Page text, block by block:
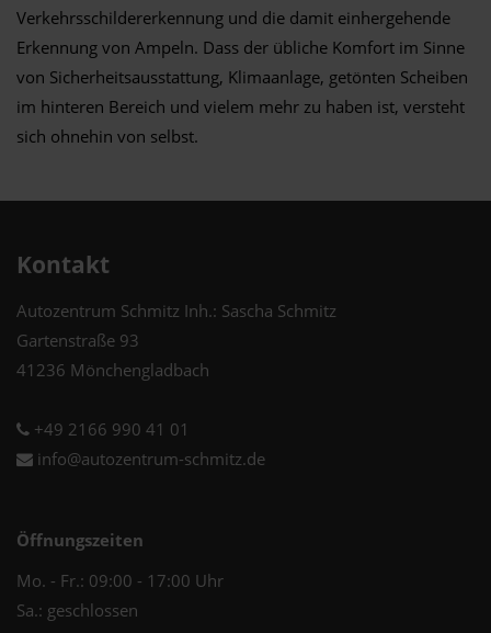
Verkehrsschildererkennung und die damit einhergehende
Erkennung von Ampeln. Dass der übliche Komfort im Sinne
von Sicherheitsausstattung, Klimaanlage, getönten Scheiben
im hinteren Bereich und vielem mehr zu haben ist, versteht
sich ohnehin von selbst.
Kontakt
Autozentrum Schmitz Inh.: Sascha Schmitz
Gartenstraße 93
41236 Mönchengladbach
+49 2166 990 41 01
info@autozentrum-schmitz.de
Öffnungszeiten
Mo. - Fr.: 09:00 - 17:00 Uhr
Sa.: geschlossen